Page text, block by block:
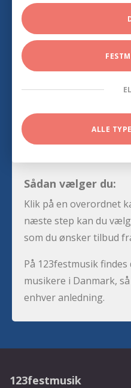
ALLE
Sådan vælger du:
Klik på en overordnet
næste step kan du
som du ønsker tilbud
På 123festmusik
musikere i Danmark,
enhver anledning.
123festmusik